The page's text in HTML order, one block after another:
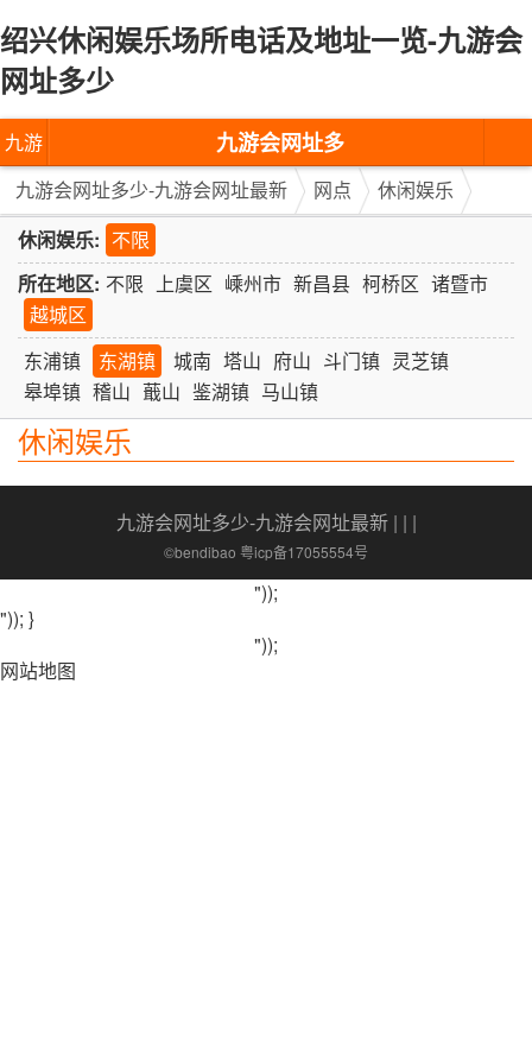
绍兴休闲娱乐场所电话及地址一览-九游会
网址多少
九游
会网
址多
少-九
游会
网址
最新
九游会网址多
少-九游会网址
九游会网址多少-九游会网址最新 网点
休闲娱乐
休闲娱乐: 不限
所在地区: 不限 上虞区 嵊州市 新昌县 柯桥区 诸暨市
越城区
东浦镇
东湖镇 城南 塔山 府山 斗门镇 灵芝镇
皋埠镇 稽山 蕺山 鉴湖镇 马山镇
休闲娱乐
九游会网址多少-九游会网址最新| | |
©bendibao 粤icp备17055554号
"));
")); }
"));
网站地图